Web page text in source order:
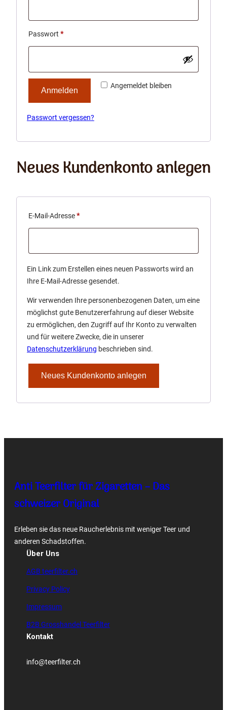
Passwort *Erforderlich
Angemeldet bleiben
Anmelden
Passwort vergessen?
Neues Kundenkonto anlegen
E-Mail-Adresse*Erforderlich
Ein Link zum Erstellen eines neuen Passworts wird an
Ihre E-Mail-Adresse gesendet.
Wir verwenden Ihre personenbezogenen Daten, um eine
möglichst gute Benutzererfahrung auf dieser Website
zu ermöglichen, den Zugriff auf Ihr Konto zu verwalten
und für weitere Zwecke, die in unserer
Datenschutzerklärung beschrieben sind.
Neues Kundenkonto anlegen
Anti Teerfilter für Zigaretten – Das
schweizer Original
Erleben sie das neue Raucherlebnis mit weniger Teer und
anderen Schadstoffen.
Über Uns
AGB teerfilter.ch
Privacy Policy
Impressum
B2B Grosshandel Teerfilter
Kontakt
info@teerfilter.ch